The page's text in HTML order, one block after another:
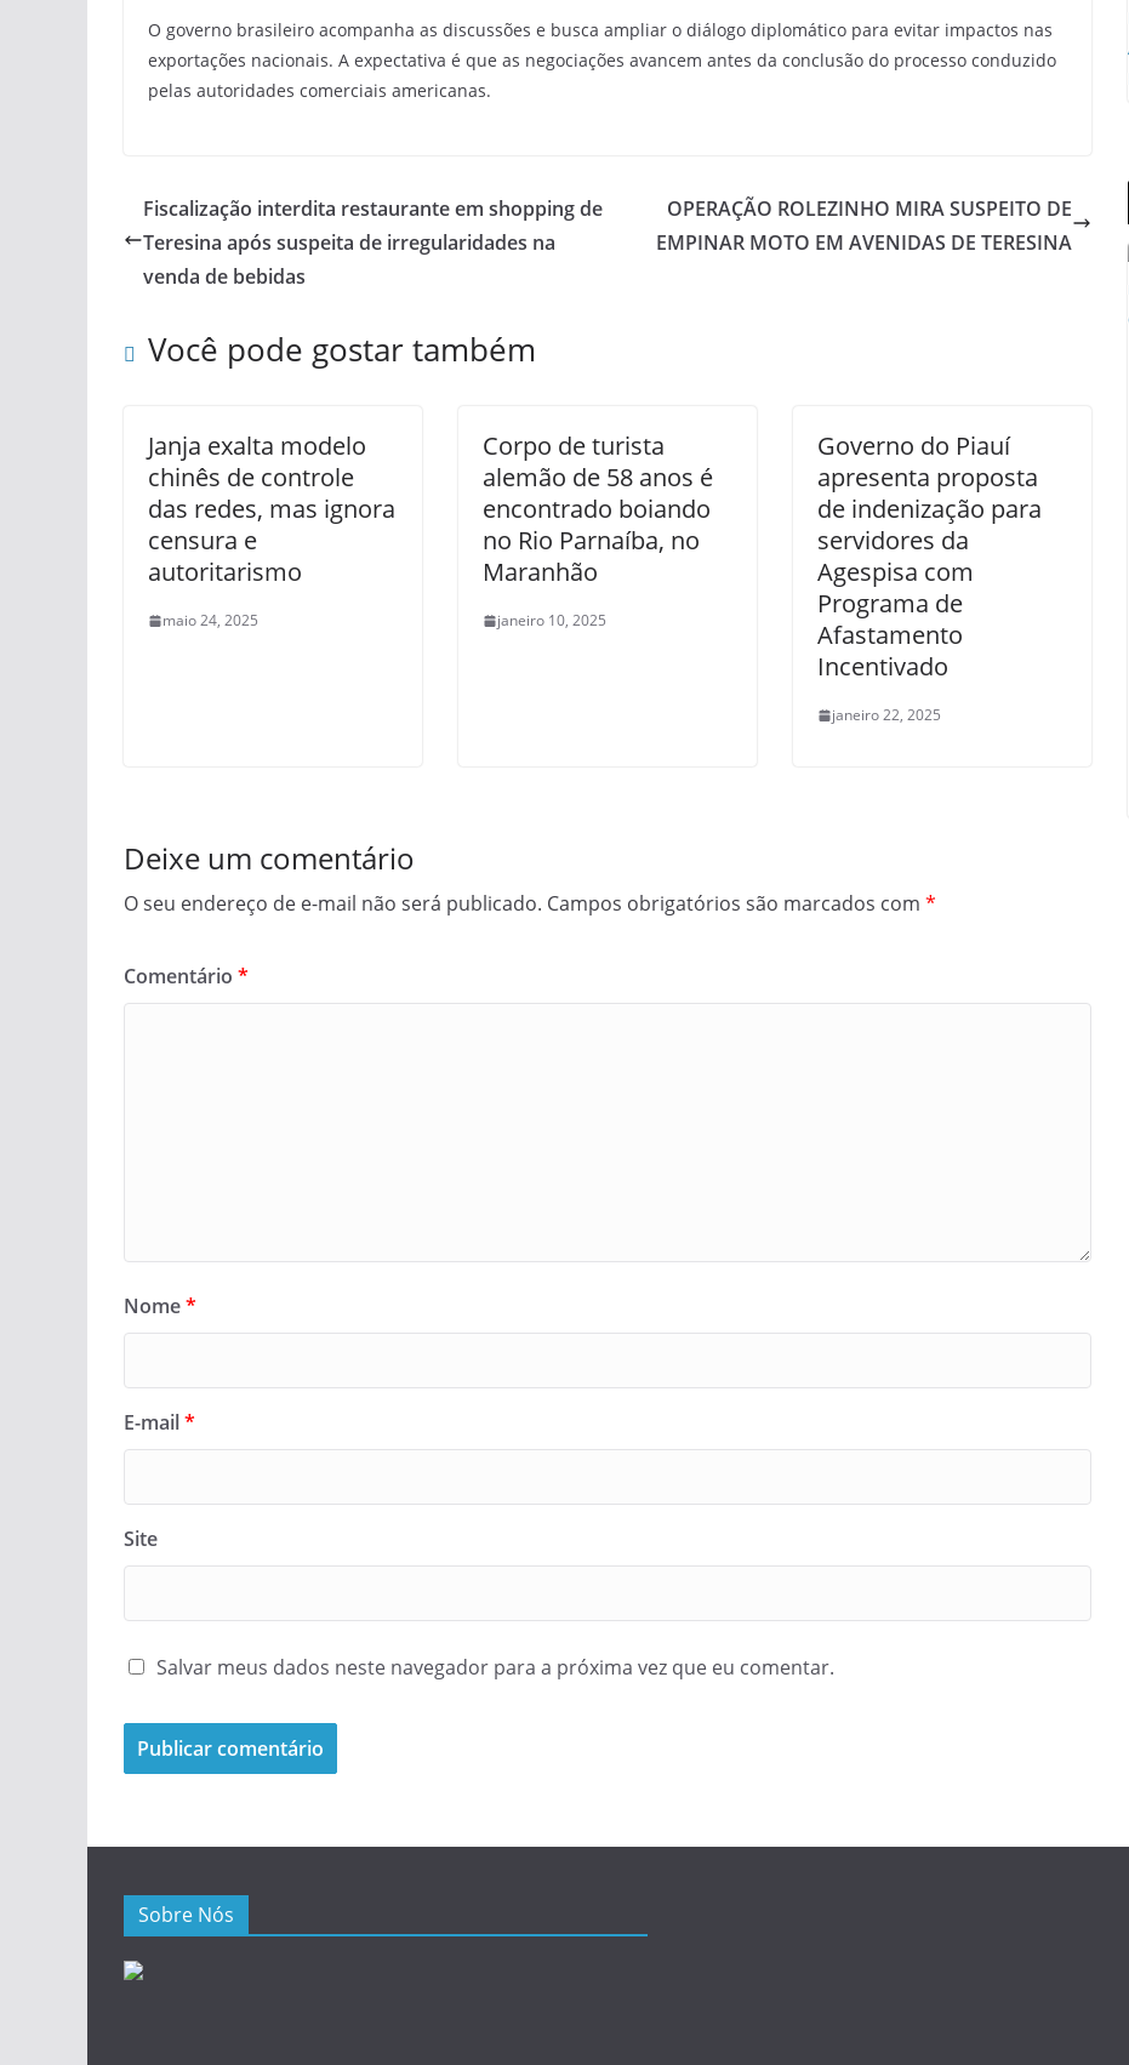
O governo brasileiro acompanha as discussões e busca ampliar o diálogo diplomático para evitar impactos nas
exportações nacionais. A expectativa é que as negociações avancem antes da conclusão do processo conduzido
pelas autoridades comerciais americanas.
Fiscalização interdita restaurante em shopping de
Teresina após suspeita de irregularidades na
venda de bebidas
OPERAÇÃO ROLEZINHO MIRA SUSPEITO DE
EMPINAR MOTO EM AVENIDAS DE TERESINA
Você pode gostar também
Janja exalta modelo
chinês de controle
das redes, mas ignora
censura e
autoritarismo
maio 24, 2025
Corpo de turista
alemão de 58 anos é
encontrado boiando
no Rio Parnaíba, no
Maranhão
janeiro 10, 2025
Governo do Piauí
apresenta proposta
de indenização para
servidores da
Agespisa com
Programa de
Afastamento
Incentivado
janeiro 22, 2025
Deixe um comentário
O seu endereço de e-mail não será publicado. Campos obrigatórios são marcados com *
Comentário *
Nome*
E-mail*
Site
Salvar meus dados neste navegador para a próxima vez que eu comentar.
Sobre Nós